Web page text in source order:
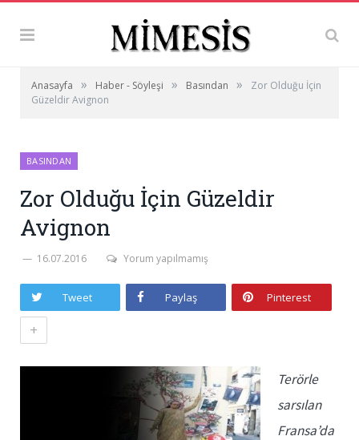
Anasayfa » Haber - Söyleşi » Basından »
Zor Olduğu İçin
Güzeldir Avignon
BASINDAN
Zor Olduğu İçin Güzeldir
Avignon
16.07.2016 Yorum yapılmamış
Tweet Paylaş Pinterest
+
Terörle
sarsılan
Fransa’da